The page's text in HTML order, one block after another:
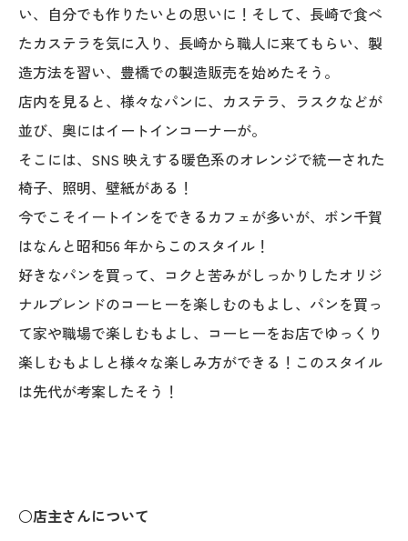
い、自分でも作りたいとの思いに！そして、長崎で食べ
たカステラを気に入り、長崎から職人に来てもらい、製
造方法を習い、豊橋での製造販売を始めたそう。
店内を見ると、様々なパンに、カステラ、ラスクなどが
並び、奥にはイートインコーナーが。
そこには、SNS 映えする暖色系のオレンジで統一された
椅子、照明、壁紙がある！
今でこそイートインをできるカフェが多いが、ボン千賀
はなんと昭和56 年からこのスタイル！
好きなパンを買って、コクと苦みがしっかりしたオリジ
ナルブレンドのコーヒーを楽しむのもよし、パンを買っ
て家や職場で楽しむもよし、コーヒーをお店でゆっくり
楽しむもよしと様々な楽しみ方ができる！このスタイル
は先代が考案したそう！
○店主さんについて